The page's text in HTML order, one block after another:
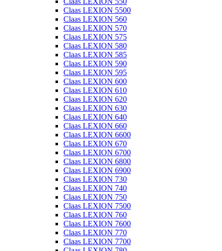
Claas LEXION 5500
Claas LEXION 560
Claas LEXION 570
Claas LEXION 575
Claas LEXION 580
Claas LEXION 585
Claas LEXION 590
Claas LEXION 595
Claas LEXION 600
Claas LEXION 610
Claas LEXION 620
Claas LEXION 630
Claas LEXION 640
Claas LEXION 660
Claas LEXION 6600
Claas LEXION 670
Claas LEXION 6700
Claas LEXION 6800
Claas LEXION 6900
Claas LEXION 730
Claas LEXION 740
Claas LEXION 750
Claas LEXION 7500
Claas LEXION 760
Claas LEXION 7600
Claas LEXION 770
Claas LEXION 7700